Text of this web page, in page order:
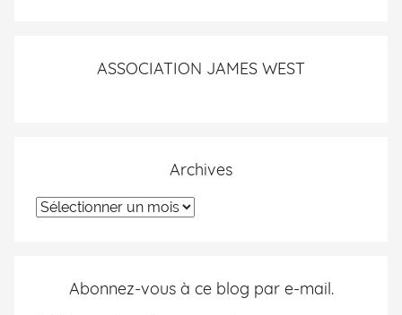
ASSOCIATION JAMES WEST
Archives
Abonnez-vous à ce blog par e-mail.